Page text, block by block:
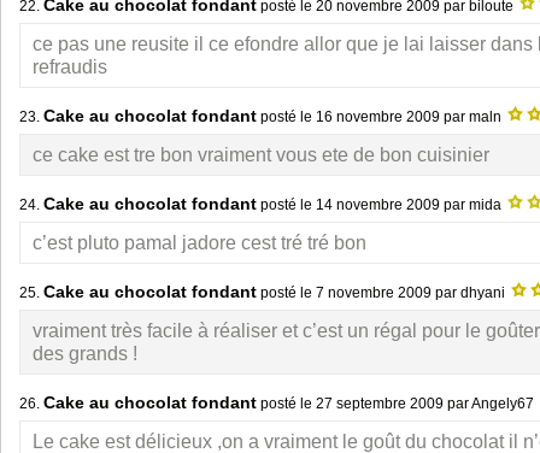
22. Cake au chocolat fondant posté le 20 novembre 2009 par biloute
ce pas une reusite il ce efondre allor que je lai laisser dans
refraudis
23. Cake au chocolat fondant posté le 16 novembre 2009 par maln
ce cake est tre bon vraiment vous ete de bon cuisinier
24. Cake au chocolat fondant posté le 14 novembre 2009 par mida
c’est pluto pamal jadore cest tré tré bon
25. Cake au chocolat fondant posté le 7 novembre 2009 par dhyani
vraiment très facile à réaliser et c’est un régal pour le
des grands !
26. Cake au chocolat fondant posté le 27 septembre 2009 par Angely67
Le cake est délicieux ,on a vraiment le goût du chocolat il